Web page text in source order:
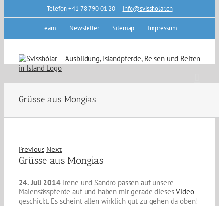
Telefon +41 78 790 01 20 | info@svissholar.ch
Team Newsletter Sitemap Impressum
Grüsse aus Mongias
Previous Next
Grüsse aus Mongias
24. Juli 2014 Irene und Sandro passen auf unsere
Maiensässpferde auf und haben mir gerade dieses Video
geschickt. Es scheint allen wirklich gut zu gehen da oben!